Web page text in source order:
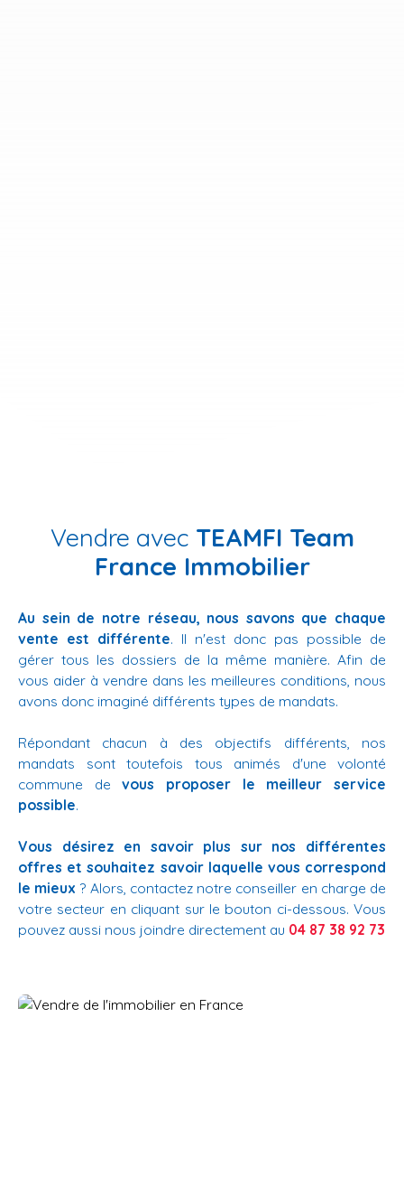
Vendre avec TEAMFI Team
France Immobilier
Au sein de notre réseau, nous savons que chaque
vente est différente. Il n'est donc pas possible de
gérer tous les dossiers de la même manière. Afin de
vous aider à vendre dans les meilleures conditions, nous
avons donc imaginé différents types de mandats.
Répondant chacun à des objectifs différents, nos
mandats sont toutefois tous animés d'une volonté
commune devous proposer le meilleur service
possible.
Vous désirez en savoir plus sur nos différentes
offres et souhaitez savoir laquelle vous correspond
le mieux? Alors, contactez notre conseiller en charge de
votre secteur en cliquant sur le bouton ci-dessous. Vous
pouvez aussi nous joindre directement au 04 87 38 92 73